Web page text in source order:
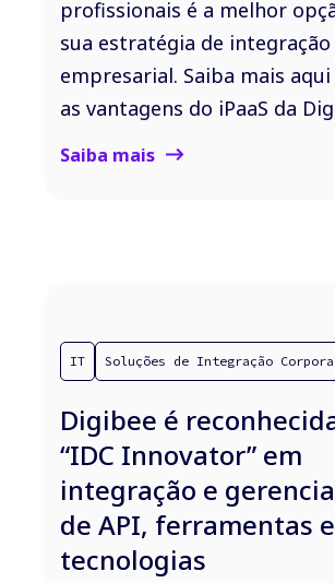
profissionais é a melhor
sua estratégia de integração
empresarial. Saiba mais
as vantagens do iPaaS da
Saiba mais
IT Soluções de Integração
Digibee é
“IDC Innovator” em
integração e
de API, ferramentas e
tecnologias